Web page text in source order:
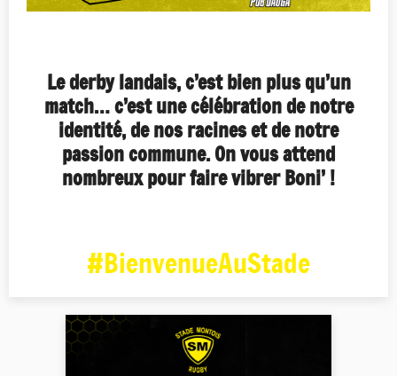
Le derby landais, c’est bien plus qu’un
match… c’est une célébration de notre
identité, de nos racines et de notre
passion commune. On vous attend
nombreux pour faire vibrer Boni’ !
#BienvenueAuStade